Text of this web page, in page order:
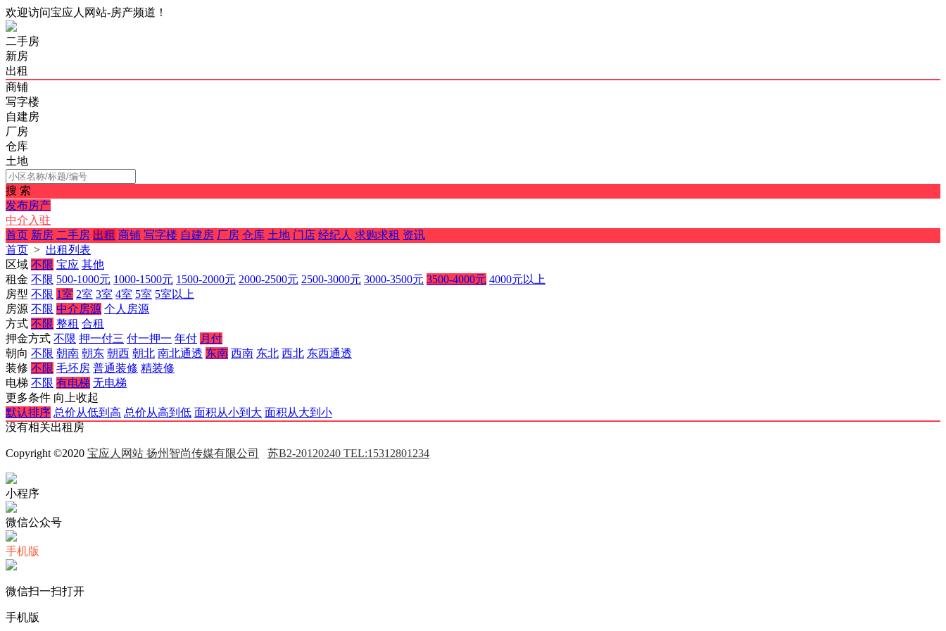
欢迎访问宝应人网站-房产频道！
二手房
新房
出租
商铺
写字楼
自建房
厂房
仓库
土地
搜 索
发布房产
中介入驻
首页 新房 二手房 出租 商铺 写字楼 自建房 厂房 仓库 土地 门店 经纪人 求购求租 资讯
首页 > 出租列表
区域 不限 宝应 其他
租金 不限 500-1000元 1000-1500元 1500-2000元 2000-2500元 2500-3000元 3000-3500元 3500-4000元 4000元以上
房型 不限 1室 2室 3室 4室 5室 5室以上
房源 不限 中介房源 个人房源
方式 不限 整租 合租
押金方式 不限 押一付三 付一押一 年付 月付
朝向 不限 朝南 朝东 朝西 朝北 南北通透 东南 西南 东北 西北 东西通透
装修 不限 毛坯房 普通装修 精装修
电梯 不限 有电梯 无电梯
更多条件 向上收起
默认排序 总价从低到高 总价从高到低 面积从小到大 面积从大到小
没有相关出租房
Copyright ©2020 宝应人网站 扬州智尚传媒有限公司 苏B2-20120240 TEL:15312801234
小程序
微信公众号
手机版
微信扫一扫打开
手机版